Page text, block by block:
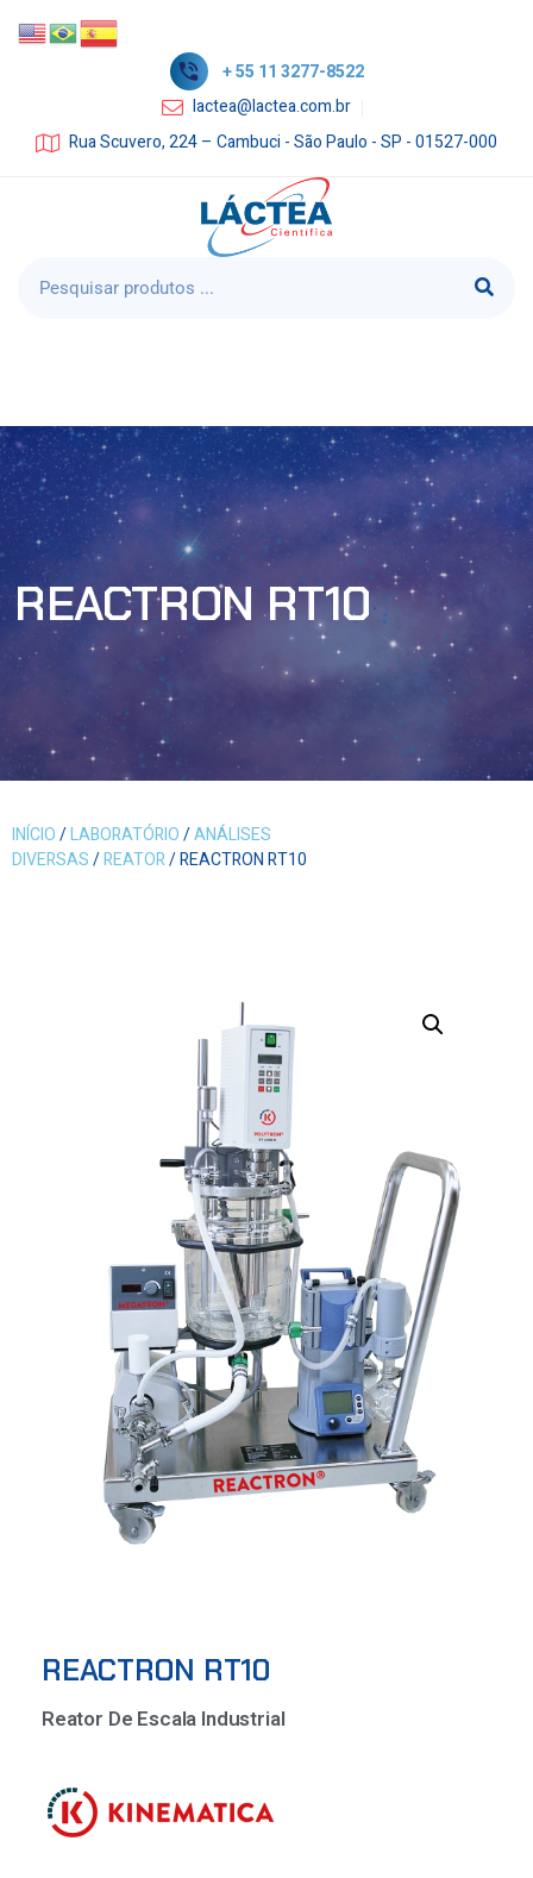
+ 55 11 3277-8522
lactea@lactea.com.br
Rua Scuvero, 224 – Cambuci - São Paulo - SP - 01527-000
REACTRON RT10
INÍCIO/LABORATÓRIO/ANÁLISES
DIVERSAS/REATOR/ REACTRON RT10
REACTRON RT10
Reator De Escala Industrial